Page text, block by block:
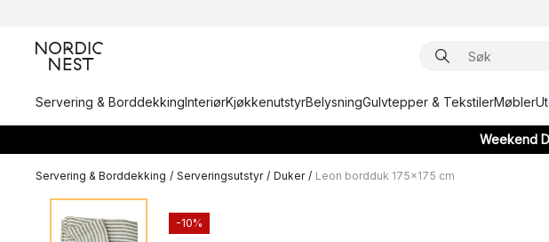
Servering & BorddekkingInteriørKjøkkenutstyrBelysningGulvtepper & TekstilerMøbler
Weekend
Servering & Borddekking / Serveringsutstyr / Duker / Leon bordduk 175x175 cm
-10%